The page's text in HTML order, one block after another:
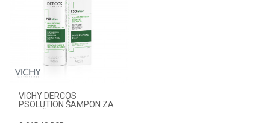
VICHY DERCOS
PSOLUTION ŠAMPON ZA